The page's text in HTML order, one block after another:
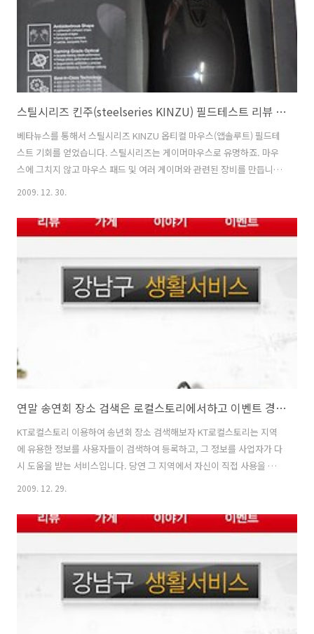
있는데 반해 아이폰은 하..
스틸시리즈 킨주(steelseries KINZU) 필드테스트 리뷰 및 로직텍 G1 비교기
베타뉴스를 통해서 스틸시리즈 KINZU 옵티컬 마우스(앱솔루트) 필드테
스트 기회를 얻었습니다. 스틸시리즈는 게이머마우스로 유명하죠. 마우
스에 그치지 않고 마우스 패드 및 여러 게이머와 관련된 장비를 만듭니
다. 이번에 받은 KINZU(킨주) 마우스는 옵티컬 마우스이면서도 게이머
델입니다. 처음 받았을 때 느낌부터 직접 사용해보며 테스트해보면 느낀
점을 적어보겠습니다. 그리고 로지텍 G1 마우스 비교기를 적어보겠습니
기를 적어보도록 하겠습니다. 스틸시리즈 킨주 (steelseries KINZU) 박
스 패키지 처음 받았을 때, 제일 먼저보이는건 검은색의..
2009. 12. 30.
연말 송연회 장소 검색은 로컬스토리에서하고 이벤트 경품도 받자-로컬스토리 활용하기
KT로컬스토리 이용하여 송년회 장소 검색해보자 KT로컬스토리는 지역
에 유용한 정보를 사용자들이 검색하여 등록하고, 그 정보를 사업자가 다
시 도움을 받는 서비스입니다. 당연 그 지역에서 자신이 직접 사용을 해
렇다고 지X 검색등으로 검색하니 너무 상업적인 내용도 많이 나와서 찾
기가 힘듭니다. KT로컬스토리에서 그 지역에서 직접 업체를 방문해서 먼
KT로컬스토리에 접속한뒤 설정지역에서 장소를 선택합니다. 비즈로그
에 검색된 목록이 나타납니다. 리뷰가 많은 순서대로 나옵니다. 별점은
아직 갱신이 안되는듯하지만 첫번..
2009. 12. 29.